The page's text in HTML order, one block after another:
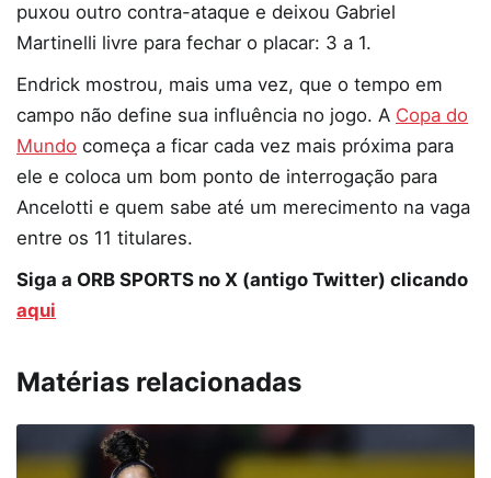
puxou outro contra-ataque e deixou Gabriel
Martinelli livre para fechar o placar: 3 a 1.
Endrick mostrou, mais uma vez, que o tempo em
campo não define sua influência no jogo. A Copa do
Mundo começa a ficar cada vez mais próxima para
ele e coloca um bom ponto de interrogação para
Ancelotti e quem sabe até um merecimento na vaga
entre os 11 titulares.
Siga a ORB SPORTS no X (antigo Twitter) clicando
aqui
Matérias relacionadas